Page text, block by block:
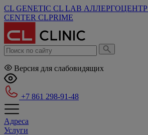
CL GENETIC CL LAB АЛЛЕРГОЦЕНТР
CENTER CLPRIME
Версия для слабовидящих
+7 861 298-91-48
Адреса
Услуги